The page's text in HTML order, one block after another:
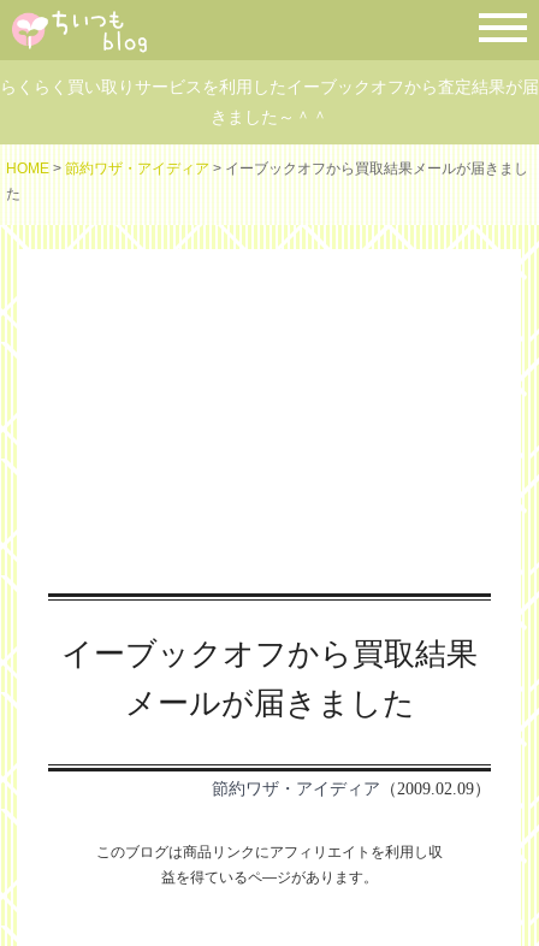
らくらく買い取りサービスを利用したイーブックオフから査定結果が届
きました～＾＾
HOME > 節約ワザ・アイディア > イーブックオフから買取結果メールが届きまし
た
イーブックオフから買取結果
メールが届きました
節約ワザ・アイディア （2009.02.09）
このブログは商品リンクにアフィリエイトを利用し収
益を得ているペ―ジがあります。